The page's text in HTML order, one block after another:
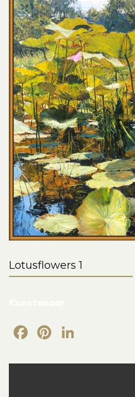
Lotusflowers 1
Facebook
Pinterest